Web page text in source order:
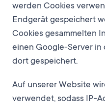
werden Cookies
Endgerät gespeichert
Cookies gesammelten
einen Google-Server in
dort gespeichert.
Auf unserer Website
verwendet, sodass IP-